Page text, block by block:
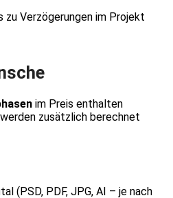
zu Verzögerungen im Projekt
im Preis enthalten
zusätzlich berechnet
(PSD, PDF, JPG, AI – je nach